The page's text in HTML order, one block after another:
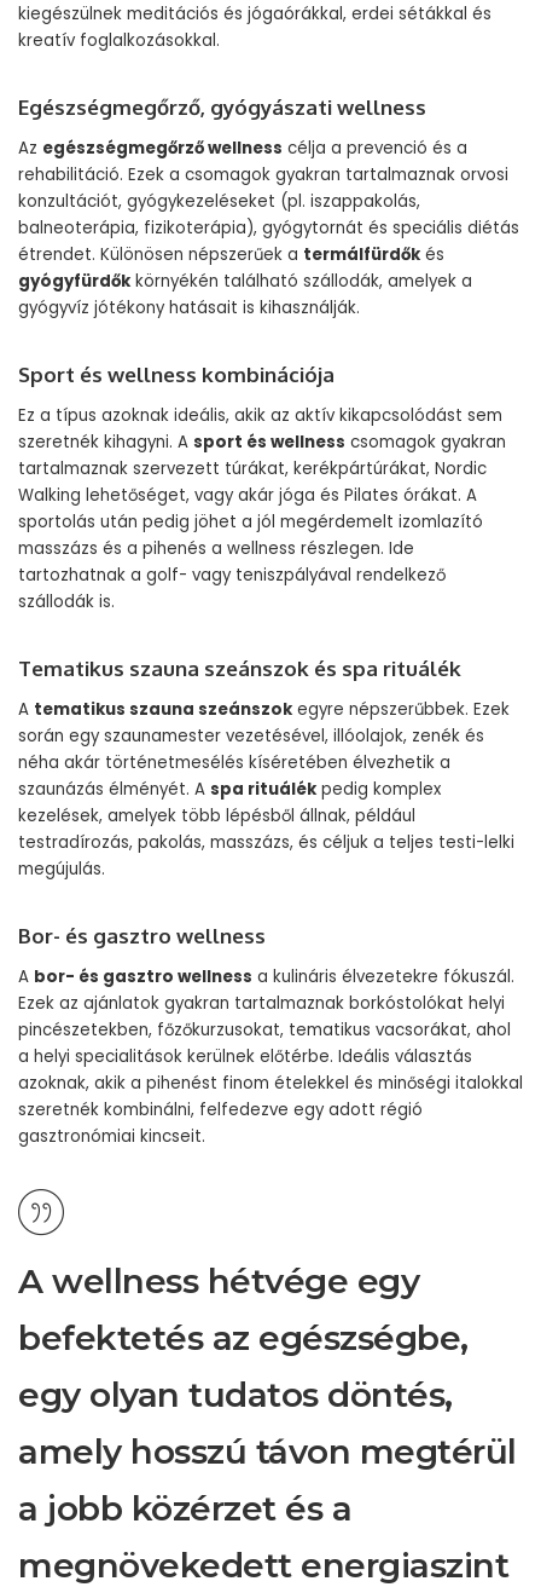
kiegészülnek meditációs és jógaórákkal, erdei sétákkal és
kreatív foglalkozásokkal.
Egészségmegőrző, gyógyászati wellness
Az egészségmegőrző wellness célja a prevenció és a
rehabilitáció. Ezek a csomagok gyakran tartalmaznak orvosi
konzultációt, gyógykezeléseket (pl. iszappakolás,
balneoterápia, fizikoterápia), gyógytornát és speciális diétás
étrendet. Különösen népszerűek a termálfürdők és
gyógyfürdők környékén található szállodák, amelyek a
gyógyvíz jótékony hatásait is kihasználják.
Sport és wellness kombinációja
Ez a típus azoknak ideális, akik az aktív kikapcsolódást sem
szeretnék kihagyni. A sport és wellness csomagok gyakran
tartalmaznak szervezett túrákat, kerékpártúrákat, Nordic
Walking lehetőséget, vagy akár jóga és Pilates órákat. A
sportolás után pedig jöhet a jól megérdemelt izomlazító
masszázs és a pihenés a wellness részlegen. Ide
tartozhatnak a golf- vagy teniszpályával rendelkező
szállodák is.
Tematikus szauna szeánszok és spa rituálék
A tematikus szauna szeánszok egyre népszerűbbek. Ezek
során egy szaunamester vezetésével, illóolajok, zenék és
néha akár történetmesélés kíséretében élvezhetik a
szaunázás élményét. A spa rituálék pedig komplex
kezelések, amelyek több lépésből állnak, például
testradírozás, pakolás, masszázs, és céljuk a teljes testi-lelki
megújulás.
Bor- és gasztro wellness
A bor- és gasztro wellness a kulináris élvezetekre fókuszál.
Ezek az ajánlatok gyakran tartalmaznak borkóstolókat helyi
pincészetekben, főzőkurzusokat, tematikus vacsorákat, ahol
a helyi specialitások kerülnek előtérbe. Ideális választás
azoknak, akik a pihenést finom ételekkel és minőségi italokkal
szeretnék kombinálni, felfedezve egy adott régió
gasztronómiai kincseit.
A wellness hétvége egy
befektetés az egészségbe,
egy olyan tudatos döntés,
amely hosszú távon megtérül
a jobb közérzet és a
megnövekedett energiaszint